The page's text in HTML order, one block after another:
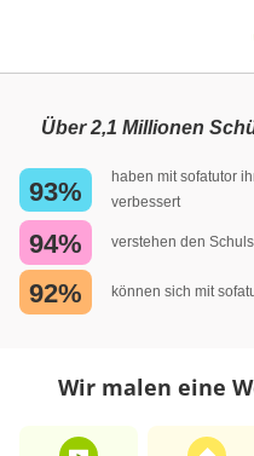
Über 2,1 Millionen
93%
haben mit sofatutor
verbessert
94% verstehen den
92% können sich mit
Wir malen eine